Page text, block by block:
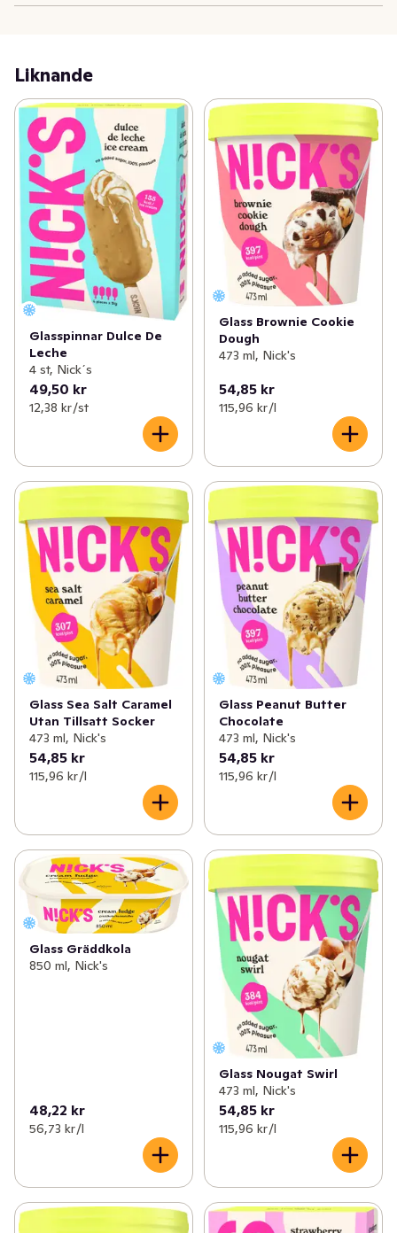
Liknande
Glasspinnar Dulce De
Leche
4 st, Nick´s
49,50 kr
12,38 kr /st
Glass Brownie Cookie
Dough
473 ml, Nick's
54,85 kr
115,96 kr /l
Glass Sea Salt Caramel
Utan Tillsatt Socker
473 ml, Nick's
54,85 kr
115,96 kr /l
Glass Peanut Butter
Chocolate
473 ml, Nick's
54,85 kr
115,96 kr /l
Glass Gräddkola
850 ml, Nick's
48,22 kr
56,73 kr /l
Glass Nougat Swirl
473 ml, Nick's
54,85 kr
115,96 kr /l